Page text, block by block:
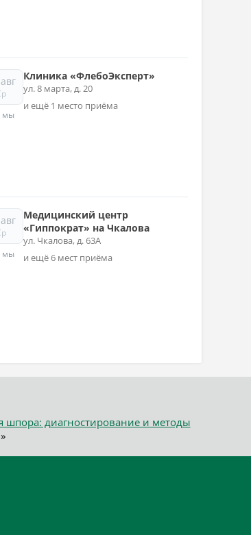
мы
Клиника «ФлебоЭксперт»
ул. 8 марта, д. 20
и ещё 1 место приёма
мы
Медицинский центр
«Гиппократ» на Чкалова
ул. Чкалова, д. 63А
и ещё 6 мест приёма
шпора: диагностирование и методы
»